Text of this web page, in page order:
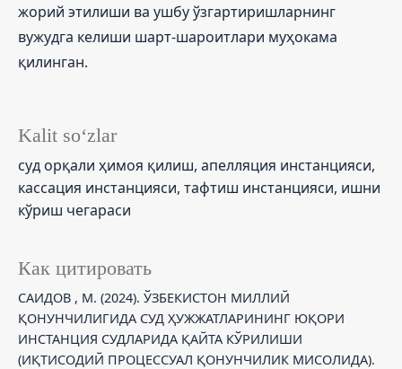
Kalit so‘zlar
суд орқали ҳимоя қилиш, апелляция инстанцияси,
кассация инстанцияси, тафтиш инстанцияси, ишни
кўриш чегараси
Как цитировать
САИДОВ , М. (2024). ЎЗБЕКИСТОН МИЛЛИЙ
ҚОНУНЧИЛИГИДА СУД ҲУЖЖАТЛАРИНИНГ ЮҚОРИ
ИНСТАНЦИЯ СУДЛАРИДА ҚАЙТА КЎРИЛИШИ
(ИҚТИСОДИЙ ПРОЦЕССУАЛ ҚОНУНЧИЛИК МИСОЛИДА).
жорий этилиши ва ушбу ўзгартиришларнинг
вужудга келиши шарт-шароитлари муҳокама
қилинган.